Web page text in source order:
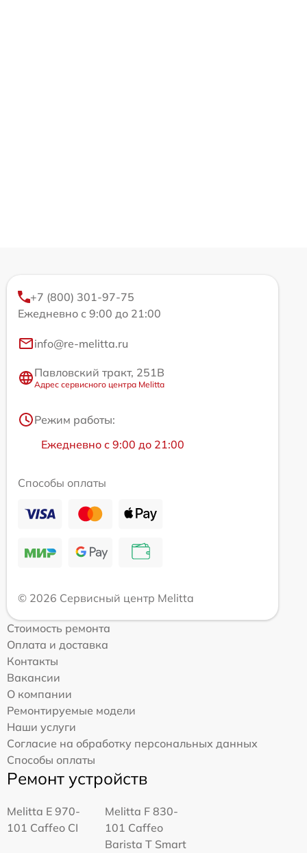
+7 (800) 301-97-75
Ежедневно с 9:00 до 21:00
info@re-melitta.ru
Павловский тракт, 251В
Адрес сервисного центра Melitta
Режим работы:
Ежедневно с 9:00 до 21:00
Способы оплаты
© 2026 Сервисный центр Melitta
Стоимость ремонта
Оплата и доставка
Контакты
Вакансии
О компании
Ремонтируемые модели
Наши услуги
Согласие на обработку персональных данных
Способы оплаты
Ремонт устройств
Melitta Е 970-
101 Caffeo CI
Melitta F 830-
101 Caffeo
Barista T Smart